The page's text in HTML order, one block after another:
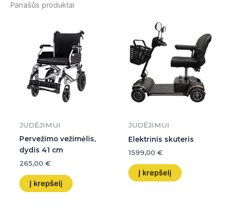
Panašūs produktai
JUDĖJIMUI
Pervežimo vežimėlis,
dydis 41 cm
265,00 €
Į krepšelį
JUDĖJIMUI
Elektrinis skuteris
1599,00 €
Į krepšelį